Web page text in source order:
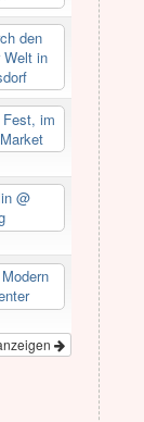
den
Welt in
im
@